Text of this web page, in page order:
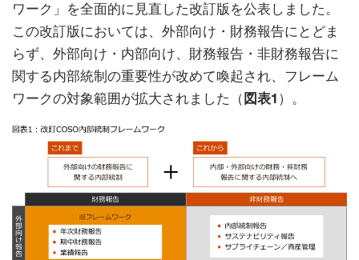
ワーク」を全面的に見直した改訂版を公表しました。
この改訂版においては、外部向け・財務報告にとどま
らず、外部向け・内部向け、財務報告・非財務報告に
関する内部統制の重要性が改めて喚起され、フレーム
ワークの対象範囲が拡大されました（ 図表1 ）。